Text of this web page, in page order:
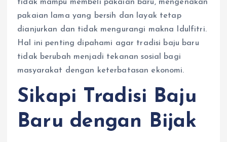
tidak mampu membeli pakaian baru, mengenakan
pakaian lama yang bersih dan layak tetap
dianjurkan dan tidak mengurangi makna Idulfitri.
Hal ini penting dipahami agar tradisi baju baru
tidak berubah menjadi tekanan sosial bagi
masyarakat dengan keterbatasan ekonomi.
Sikapi Tradisi Baju
Baru dengan Bijak